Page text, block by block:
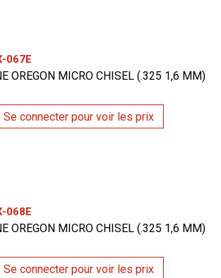
067E
OREGON MICRO CHISEL (.325 1,6 MM)
Se connecter pour voir les prix
068E
OREGON MICRO CHISEL (.325 1,6 MM)
Se connecter pour voir les prix